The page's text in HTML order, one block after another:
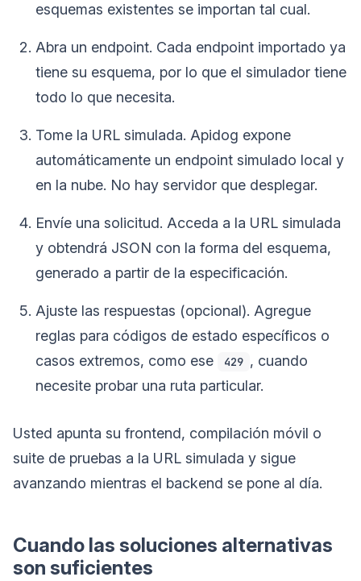
esquemas existentes se importan tal cual.
Abra un endpoint. Cada endpoint importado ya
tiene su esquema, por lo que el simulador tiene
todo lo que necesita.
Tome la URL simulada. Apidog expone
automáticamente un endpoint simulado local y
en la nube. No hay servidor que desplegar.
Envíe una solicitud. Acceda a la URL simulada
y obtendrá JSON con la forma del esquema,
generado a partir de la especificación.
Ajuste las respuestas (opcional). Agregue
reglas para códigos de estado específicos o
casos extremos, como ese
429 , cuando
necesite probar una ruta particular.
Usted apunta su frontend, compilación móvil o
suite de pruebas a la URL simulada y sigue
avanzando mientras el backend se pone al día.
Cuando las soluciones alternativas
son suficientes